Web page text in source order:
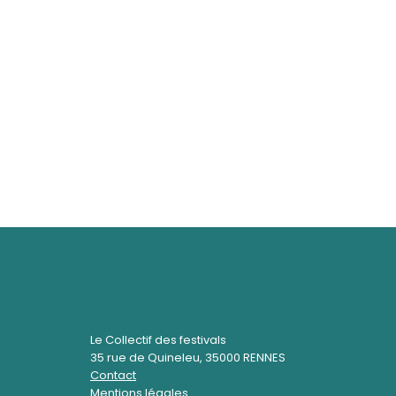
Le Collectif des festivals
35 rue de Quineleu, 35000 RENNES
Contact